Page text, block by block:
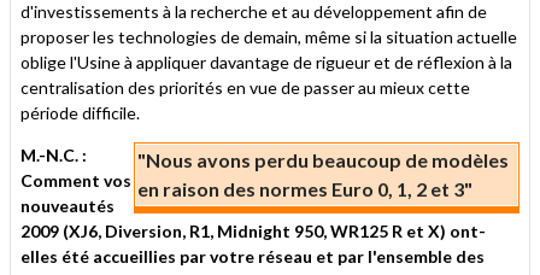
d'investissements à la recherche et au développement afin de
proposer les technologies de demain, même si la situation actuelle
oblige l'Usine à appliquer davantage de rigueur et de réflexion à la
centralisation des priorités en vue de passer au mieux cette
période difficile.
"Nous avons perdu beaucoup de modèles
en raison des normes Euro 0, 1, 2 et 3"
M.-N.C. :
Comment vos
nouveautés
2009 (XJ6, Diversion, R1, Midnight 950, WR125 R et X) ont-
elles été accueillies par votre réseau et par l'ensemble des